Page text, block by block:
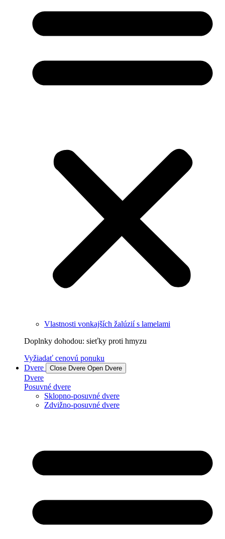
Vlastnosti vonkajších žalúzií s lamelami
Doplnky dohodou: sieťky proti hmyzu
Vyžiadať cenovú ponuku
Dvere
Close Dvere Open Dvere
Dvere
Posuvné dvere
Sklopno-posuvné dvere
Zdvižno-posuvné dvere